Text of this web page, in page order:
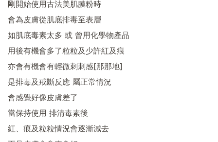
剛開始使用古法美肌膜粉時
會為皮膚從肌底排毒至表層
如肌底毒素太多 或 曾用化學物產品
用後有機會多了粒粒及少許紅及痕
亦會有機會有輕微刺刺感[那那地]
是排毒及戒斷反應 屬正常情況
會感覺好像皮膚差了
當保持使用 排清毒素後
紅、痕及粒粒情況會逐漸減去